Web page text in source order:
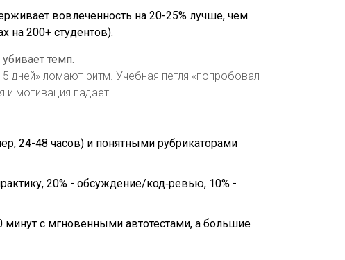
вовлеченность на 20-25% лучше, чем
на 200+ студентов).
темп.
дней» ломают ритм. Учебная петля «попробовал
и мотивация падает.
24-48 часов) и понятными рубрикаторами
20% - обсуждение/код‑ревью, 10% -
минут с мгновенными автотестами, а большие